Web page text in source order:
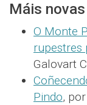
Máis novas
O Monte
rupestres
Galovart
Pindo,